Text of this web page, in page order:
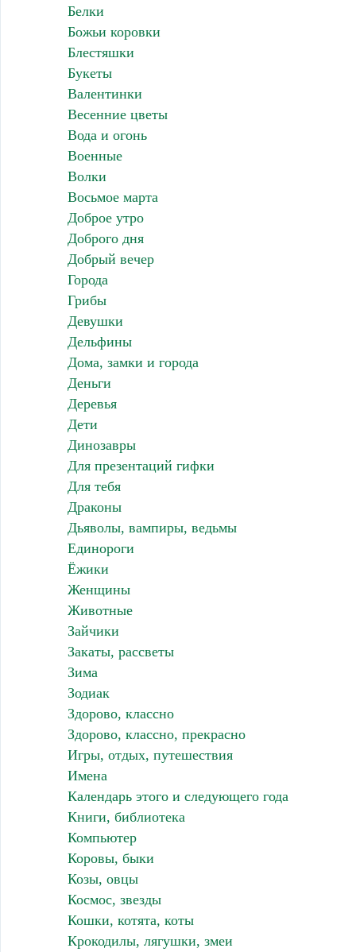
Белки
Божьи коровки
Блестяшки
Букеты
Валентинки
Весенние цветы
Вода и огонь
Военные
Волки
Восьмое марта
Доброе утро
Доброго дня
Добрый вечер
Города
Грибы
Девушки
Дельфины
Дома, замки и города
Деньги
Деревья
Дети
Динозавры
Для презентаций гифки
Для тебя
Драконы
Дьяволы, вампиры, ведьмы
Единороги
Ёжики
Женщины
Животные
Зайчики
Закаты, рассветы
Зима
Зодиак
Здорово, классно
Здорово, классно, прекрасно
Игры, отдых, путешествия
Имена
Календарь этого и следующего года
Книги, библиотека
Компьютер
Коровы, быки
Козы, овцы
Космос, звезды
Кошки, котята, коты
Крокодилы, лягушки, змеи